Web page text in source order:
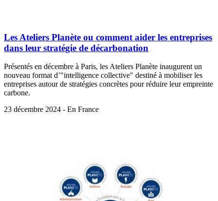
Les Ateliers Planète ou comment aider les entreprises
dans leur stratégie de décarbonation
Présentés en décembre à Paris, les Ateliers Planète inaugurent un
nouveau format d’"intelligence collective" destiné à mobiliser les
entreprises autour de stratégies concrètes pour réduire leur empreinte
carbone.
23 décembre 2024 - En France